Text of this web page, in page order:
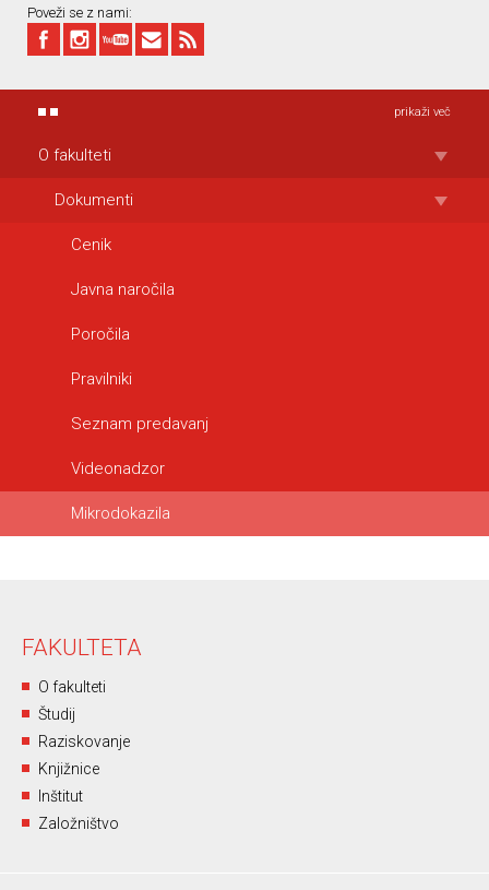
Poveži se z nami:
prikaži več
O fakulteti
Dokumenti
Cenik
Javna naročila
Poročila
Pravilniki
Seznam predavanj
Videonadzor
Mikrodokazila
FAKULTETA
O fakulteti
Študij
Raziskovanje
Knjižnice
Inštitut
Založništvo